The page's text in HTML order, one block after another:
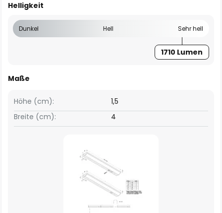
Helligkeit
Dunkel Hell Sehr hell
1710 Lumen
Maße
Breite (cm): 4
Höhe (cm): 1,5